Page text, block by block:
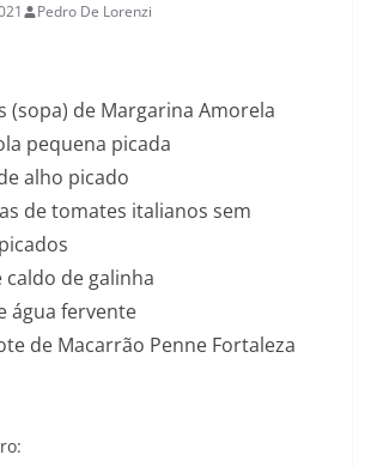
Pedro De Lorenzi
(sopa) de Margarina Amorela
pequena picada
alho picado
de tomates italianos sem
caldo de galinha
água fervente
de Macarrão Penne Fortaleza